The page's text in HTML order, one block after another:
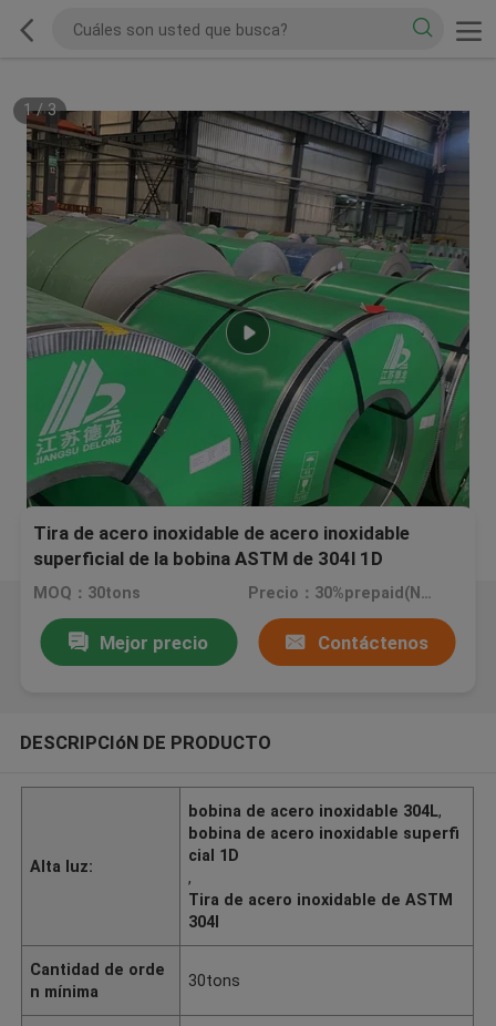
1/3
Tira de acero inoxidable de acero inoxidable
superficial de la bobina ASTM de 304l 1D
MOQ：30tons Precio：30%prepaid(Negotiate a price)
Mejor precio Contáctenos
DESCRIPCIóN DE PRODUCTO
Alta luz:
bobina de acero inoxidable 304L,
bobina de acero inoxidable superfi
cial 1D
,
Tira de acero inoxidable de ASTM
304l
Cantidad de orde
n mínima
30tons